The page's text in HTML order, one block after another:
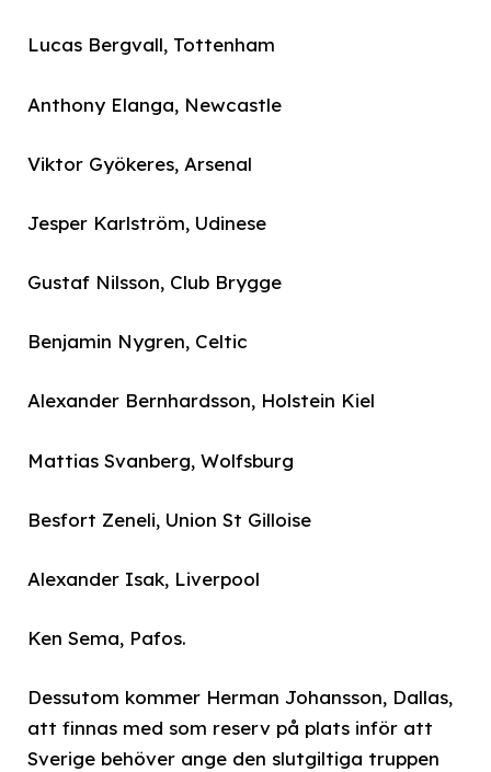
Lucas Bergvall, Tottenham
Anthony Elanga, Newcastle
Viktor Gyökeres, Arsenal
Jesper Karlström, Udinese
Gustaf Nilsson, Club Brygge
Benjamin Nygren, Celtic
Alexander Bernhardsson, Holstein Kiel
Mattias Svanberg, Wolfsburg
Besfort Zeneli, Union St Gilloise
Alexander Isak, Liverpool
Ken Sema, Pafos.
Dessutom kommer Herman Johansson, Dallas,
att finnas med som reserv på plats inför att
Sverige behöver ange den slutgiltiga truppen